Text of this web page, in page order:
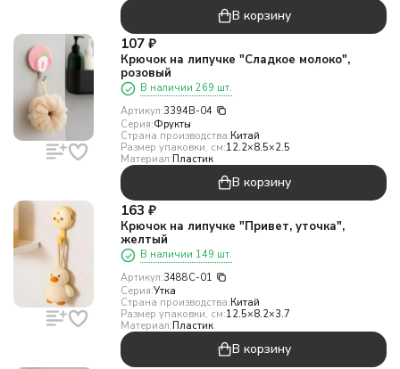
В корзину
107 ₽
Крючок на липучке "Сладкое молоко",
розовый
В наличии 269 шт.
Артикул:3394B-04
Серия:Фрукты
Страна производства:Китай
Размер упаковки, см:12.2×8.5×2.5
Материал:Пластик
В корзину
163 ₽
Крючок на липучке "Привет, уточка",
желтый
В наличии 149 шт.
Артикул:3488C-01
Серия:Утка
Страна производства:Китай
Размер упаковки, см:12.5×8.2×3.7
Материал:Пластик
В корзину